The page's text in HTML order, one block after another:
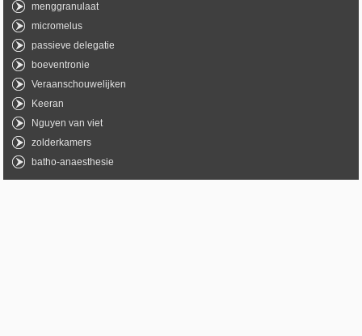
menggranulaat
micromelus
passieve delegatie
boeventronie
Veraanschouwelijken
Keeran
Nguyen van viet
zolderkamers
batho-anaesthesie